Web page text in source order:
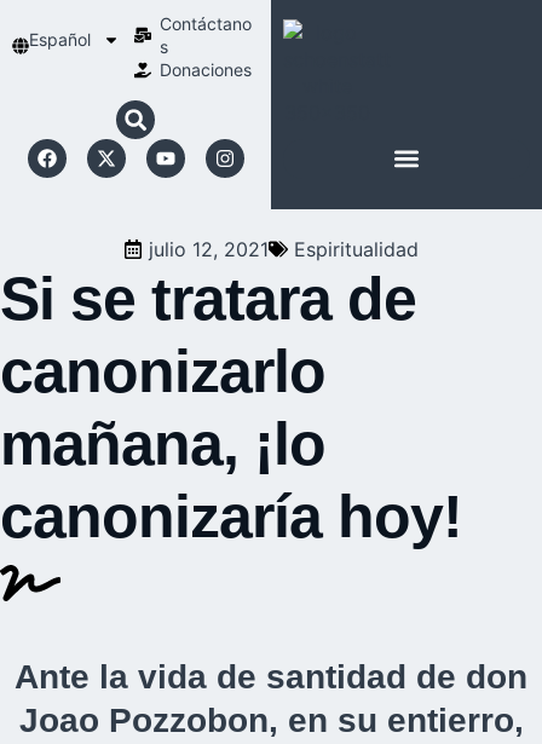
Español
Contáctano
s
Donaciones
julio 12, 2021 Espiritualidad
Si se tratara de
canonizarlo
mañana, ¡lo
canonizaría hoy!
Ante la vida de santidad de don
Joao Pozzobon, en su entierro,